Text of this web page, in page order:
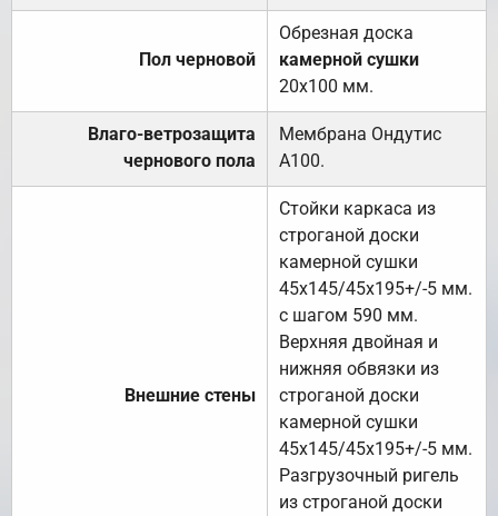
Пол черновой
Обрезная доска
камерной сушки
20х100 мм.
Влаго-ветрозащита
чернового пола
Мембрана Ондутис
А100.
Внешние стены
Стойки каркаса из
строганой доски
камерной сушки
45х145/45х195+/-5 мм.
с шагом 590 мм.
Верхняя двойная и
нижняя обвязки из
строганой доски
камерной сушки
45х145/45х195+/-5 мм.
Разгрузочный ригель
из строганой доски